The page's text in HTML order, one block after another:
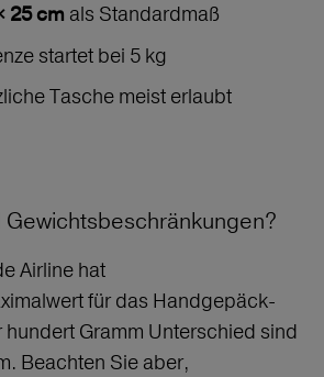
25 cm als Standardmaß
startet bei 5 kg
Tasche meist erlaubt
Airline hat
für das Handgepäck-
hundert Gramm Unterschied sind
Beachten Sie aber,